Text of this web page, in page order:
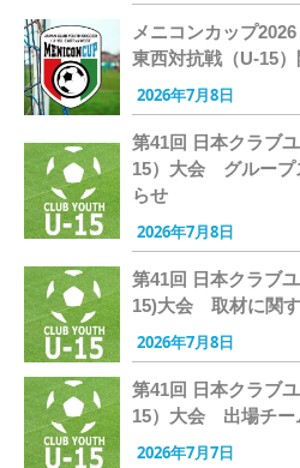
メニコンカップ
東西対抗戦（U-15
2026年7月8日
第41回 日本クラブ
15）大会 グループ
らせ
2026年7月8日
第41回 日本クラブ
15)大会 取材に関
2026年7月8日
第41回 日本クラブ
15）大会 出場チー
2026年7月7日